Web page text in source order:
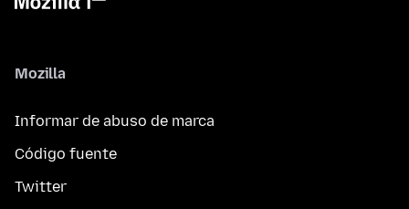
Mozilla
Informar de abuso de marca
Código fuente
Twitter